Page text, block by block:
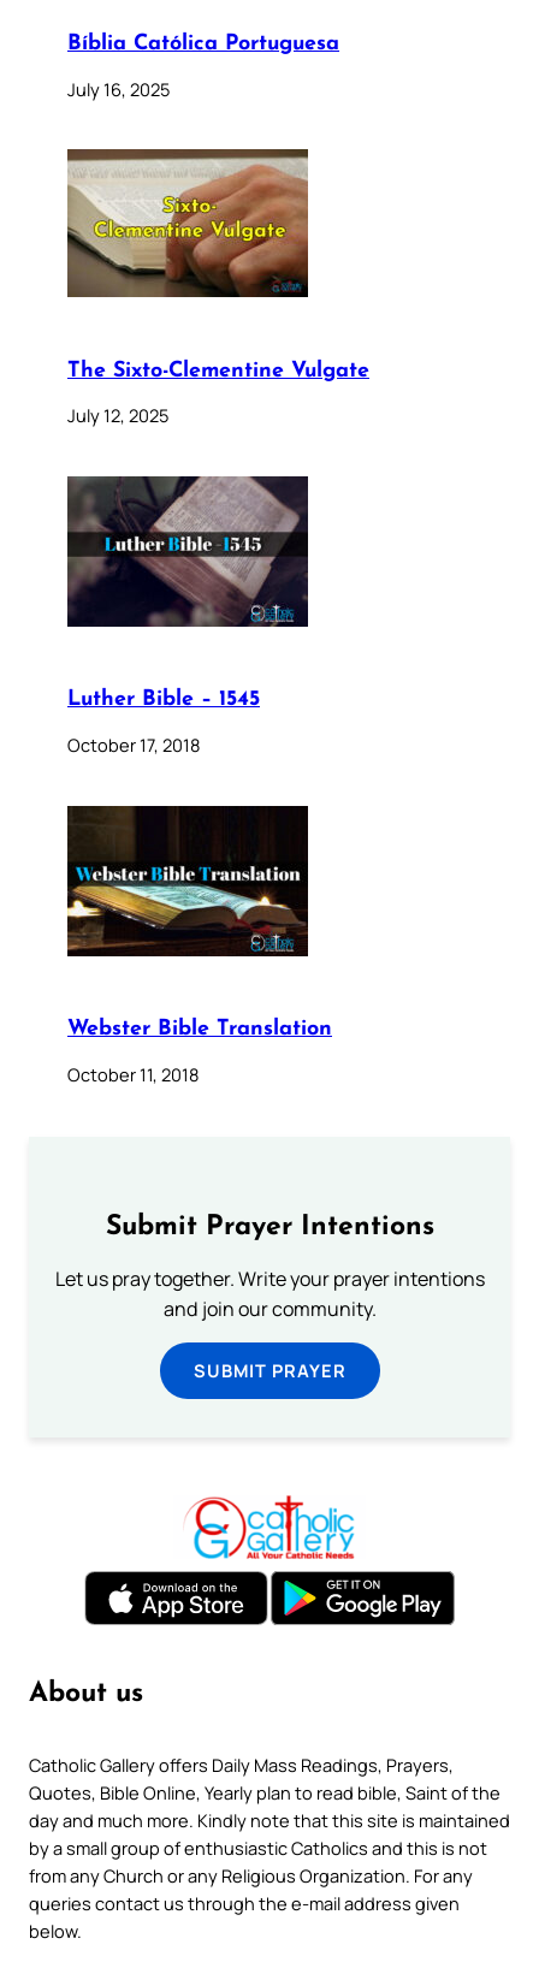
Bíblia Católica Portuguesa
July 16, 2025
The Sixto-Clementine Vulgate
July 12, 2025
Luther Bible – 1545
October 17, 2018
Webster Bible Translation
October 11, 2018
Submit Prayer Intentions
Let us pray together. Write your prayer intentions
and join our community.
SUBMIT PRAYER
About us
Catholic Gallery offers Daily Mass Readings, Prayers,
Quotes, Bible Online, Yearly plan to read bible, Saint of the
day and much more. Kindly note that this site is maintained
by a small group of enthusiastic Catholics and this is not
from any Church or any Religious Organization. For any
queries contact us through the e-mail address given
below.